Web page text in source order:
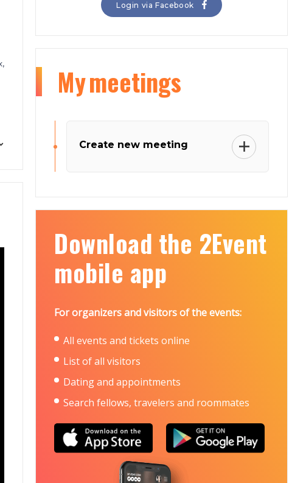
Login via Facebook
Mymeetings
Create new meeting
Download the 2Event
mobile app
For organizers and visitors of the events:
All events and tickets online
List of all visitors
Dating and appointments
Search fellows, travelers and roommates